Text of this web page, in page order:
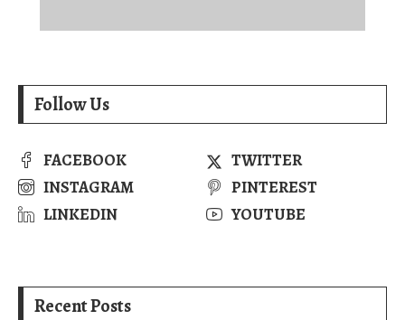
Follow Us
FACEBOOK
TWITTER
INSTAGRAM
PINTEREST
LINKEDIN
YOUTUBE
Recent Posts